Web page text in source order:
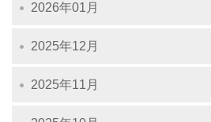
2026年01月
2025年12月
2025年11月